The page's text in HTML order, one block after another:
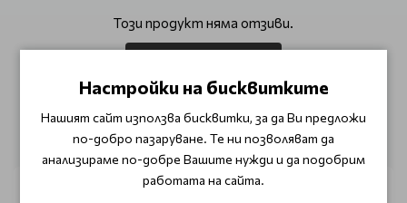
Този продукт няма отзиви.
ОЩЕ ОТ КАТЕГОРИЯТА
Настройки на бисквитките
Нашият сайт използва бисквитки, за да Ви предложи
по-добро пазаруване. Те ни позволяват да
анализираме по-добре Вашите нужди и да подобрим
работата на сайта.